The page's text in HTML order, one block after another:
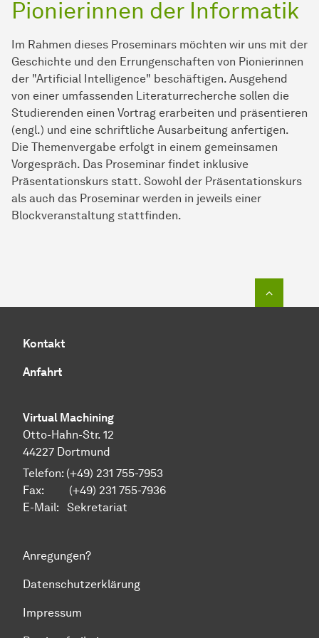
Pionierinnen der Informatik
Im Rahmen dieses Proseminars möchten wir uns mit der
Geschichte und den Errungenschaften von Pionierinnen
der "Artificial Intelligence" beschäftigen. Ausgehend
von einer umfassenden Literaturrecherche sollen die
Studierenden einen Vortrag erarbeiten und präsentieren
(engl.) und eine schriftliche Ausarbeitung anfertigen.
Die Themenvergabe erfolgt in einem gemeinsamen
Vorgespräch. Das Proseminar findet inklusive
Präsentationskurs statt. Sowohl der Präsentationskurs
als auch das Proseminar werden in jeweils einer
Blockveranstaltung stattfinden.
Kontakt
Anfahrt
Virtual Machining
Otto-Hahn-Str. 12
44227 Dortmund
Telefon: (+49) 231 755-7953
Fax: (+49) 231 755-7936
E-Mail: Sekretariat
Anregungen?
Datenschutzerklärung
Impressum